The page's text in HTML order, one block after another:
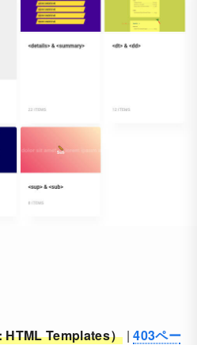
HTML Templates） |403ペー